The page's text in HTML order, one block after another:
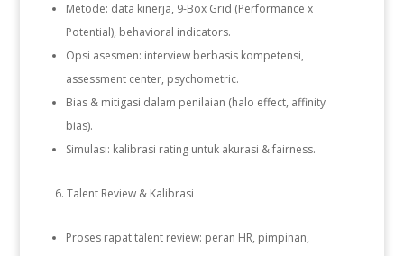
Metode: data kinerja, 9-Box Grid (Performance x
Potential), behavioral indicators.
Opsi asesmen: interview berbasis kompetensi,
assessment center, psychometric.
Bias & mitigasi dalam penilaian (halo effect, affinity
bias).
Simulasi: kalibrasi rating untuk akurasi & fairness.
Talent Review & Kalibrasi
Proses rapat talent review: peran HR, pimpinan,